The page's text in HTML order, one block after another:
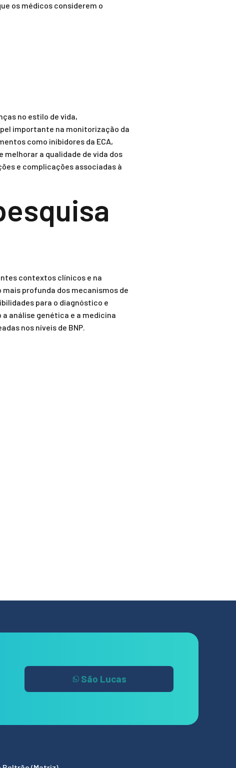
os médicos considerem o
no estilo de vida,
importante na monitorização da
como inibidores da ECA,
a qualidade de vida dos
e complicações associadas à
contextos clínicos e na
profunda dos mecanismos de
para o diagnóstico e
análise genética e a medicina
nos níveis de BNP.
São Lucas